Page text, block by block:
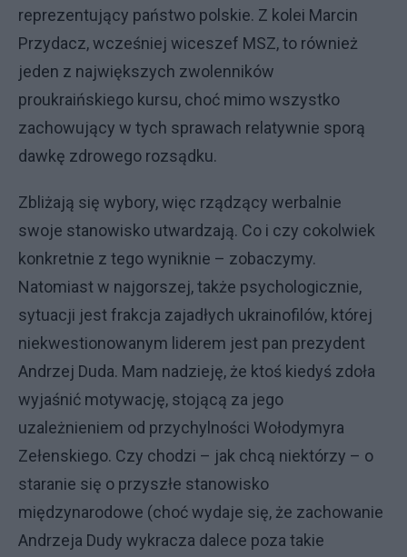
reprezentujący państwo polskie. Z kolei Marcin
Przydacz, wcześniej wiceszef MSZ, to również
jeden z największych zwolenników
proukraińskiego kursu, choć mimo wszystko
zachowujący w tych sprawach relatywnie sporą
dawkę zdrowego rozsądku.
Zbliżają się wybory, więc rządzący werbalnie
swoje stanowisko utwardzają. Co i czy cokolwiek
konkretnie z tego wyniknie – zobaczymy.
Natomiast w najgorszej, także psychologicznie,
sytuacji jest frakcja zajadłych ukrainofilów, której
niekwestionowanym liderem jest pan prezydent
Andrzej Duda. Mam nadzieję, że ktoś kiedyś zdoła
wyjaśnić motywację, stojącą za jego
uzależnieniem od przychylności Wołodymyra
Zełenskiego. Czy chodzi – jak chcą niektórzy – o
staranie się o przyszłe stanowisko
międzynarodowe (choć wydaje się, że zachowanie
Andrzeja Dudy wykracza dalece poza takie